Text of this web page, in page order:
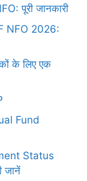
पूरी जानकारी
NFO 2026:
के लिए एक
Fund
Status
जानें